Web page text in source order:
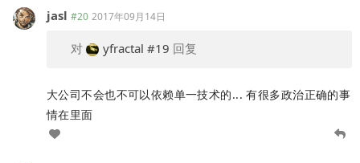
jasl #20 2017年09月14日
对 yfractal #19 回复
大公司不会也不可以依赖单一技术的... 有很多政治正确的事
情在里面